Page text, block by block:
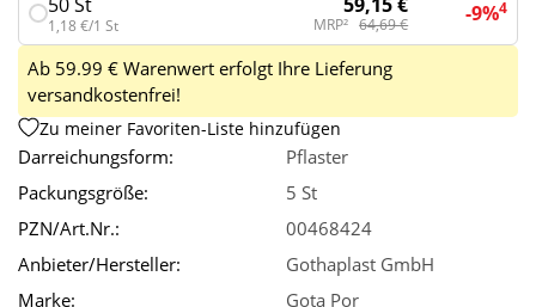
1,18 €/1 St MRP² 64,69 € -9%4
Ab 59.99 € Warenwert erfolgt Ihre Lieferung
versandkostenfrei!
Zu meiner Favoriten-Liste hinzufügen
Darreichungsform:
Pflaster
Packungsgröße:
5 St
PZN/Art.Nr.:
00468424
Anbieter/Hersteller:
Gothaplast GmbH
Marke:
Gota Por